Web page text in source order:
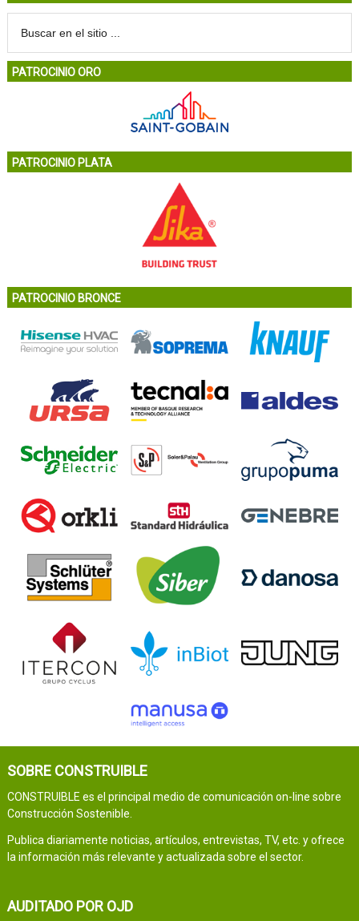
PATROCINIO ORO
PATROCINIO PLATA
PATROCINIO BRONCE
SOBRE CONSTRUIBLE
CONSTRUIBLE es el principal medio de comunicación on-line sobre
Construcción Sostenible.
Publica diariamente noticias, artículos, entrevistas, TV, etc. y ofrece
la información más relevante y actualizada sobre el sector.
AUDITADO POR OJD